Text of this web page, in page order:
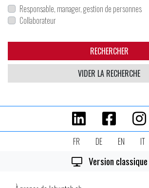
Responsable, manager, gestion de personnes
Collaborateur
RECHERCHER
VIDER LA RECHERCHE
FR DE EN IT
Version classique